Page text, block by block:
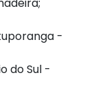
-
do Sul -